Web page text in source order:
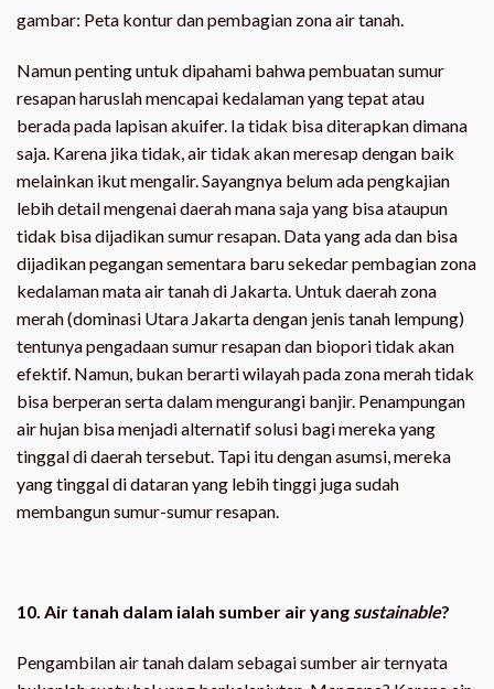
gambar: Peta kontur dan pembagian zona air tanah.
Namun penting untuk dipahami bahwa pembuatan sumur
resapan haruslah mencapai kedalaman yang tepat atau
berada pada lapisan akuifer. Ia tidak bisa diterapkan dimana
saja. Karena jika tidak, air tidak akan meresap dengan baik
melainkan ikut mengalir. Sayangnya belum ada pengkajian
lebih detail mengenai daerah mana saja yang bisa ataupun
tidak bisa dijadikan sumur resapan. Data yang ada dan bisa
dijadikan pegangan sementara baru sekedar pembagian zona
kedalaman mata air tanah di Jakarta. Untuk daerah zona
merah (dominasi Utara Jakarta dengan jenis tanah lempung)
tentunya pengadaan sumur resapan dan biopori tidak akan
efektif. Namun, bukan berarti wilayah pada zona merah tidak
bisa berperan serta dalam mengurangi banjir. Penampungan
air hujan bisa menjadi alternatif solusi bagi mereka yang
tinggal di daerah tersebut. Tapi itu dengan asumsi, mereka
yang tinggal di dataran yang lebih tinggi juga sudah
membangun sumur-sumur resapan.
10. Air tanah dalam ialah sumber air yang sustainable?
Pengambilan air tanah dalam sebagai sumber air ternyata